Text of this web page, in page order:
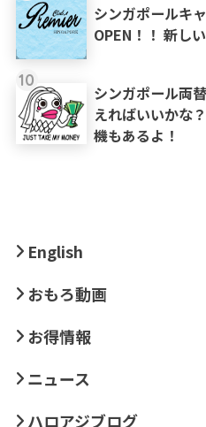
シンガポールキ
OPEN！！ 新し
10
シンガポール両
えればいいかな
機もあるよ！
English
おもろ動画
お得情報
ニュース
ハロアジブログ